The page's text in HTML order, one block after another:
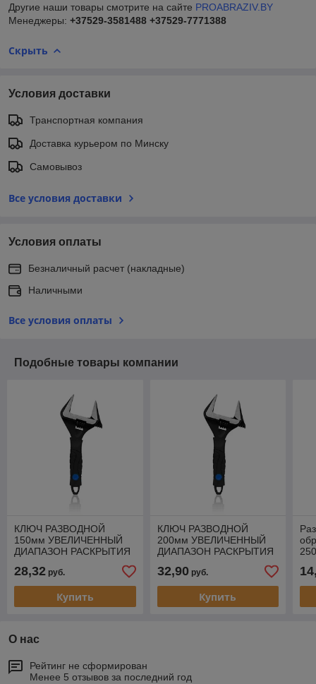
Другие наши товары смотрите на сайте PROABRAZIV.BY
Менеджеры: +37529-3581488 +37529-7771388
Скрыть
Условия доставки
Транспортная компания
Доставка курьером по Минску
Самовывоз
Все условия доставки
Условия оплаты
Безналичный расчет (накладные)
Наличными
Все условия оплаты
Подобные товары компании
КЛЮЧ РАЗВОДНОЙ
150мм УВЕЛИЧЕННЫЙ
ДИАПАЗОН РАСКРЫТИЯ
28,32 руб.
Купить
КЛЮЧ РАЗВОДНОЙ
200мм УВЕЛИЧЕННЫЙ
ДИАПАЗОН РАСКРЫТИЯ
32,90руб.
Купить
О нас
Рейтинг не сформирован
Менее 5 отзывов за последний год